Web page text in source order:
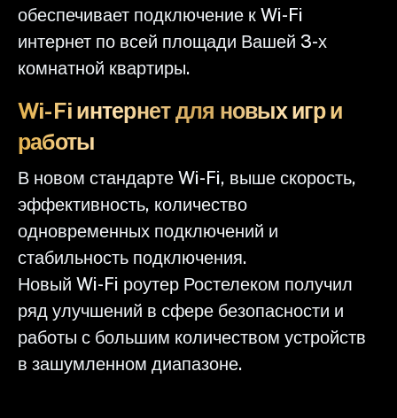
обеспечивает подключение к Wi-Fi
интернет по всей площади Вашей 3-х
комнатной квартиры.
Wi-Fi интернет для новых игр и
работы
В новом стандарте Wi-Fi, выше скорость,
эффективность, количество
одновременных подключений и
стабильность подключения.
Новый Wi-Fi роутер Ростелеком получил
ряд улучшений в сфере безопасности и
работы с большим количеством устройств
в зашумленном диапазоне.